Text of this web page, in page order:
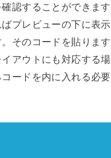
認することができま
プレビューの下に表
そのコードを貼りま
アウトにも対応する
ードを内に入れる必要